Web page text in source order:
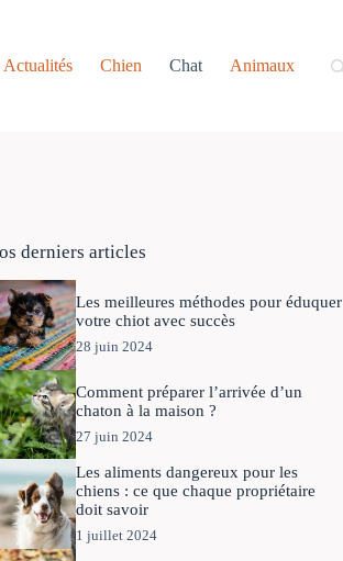
Actualités Chien Chat Animaux
derniers articles
Les meilleures méthodes pour éduquer
votre chiot avec succès
28 juin 2024
Comment préparer l’arrivée d’un
chaton à la maison ?
27 juin 2024
Les aliments dangereux pour les
chiens : ce que chaque propriétaire
doit savoir
1 juillet 2024